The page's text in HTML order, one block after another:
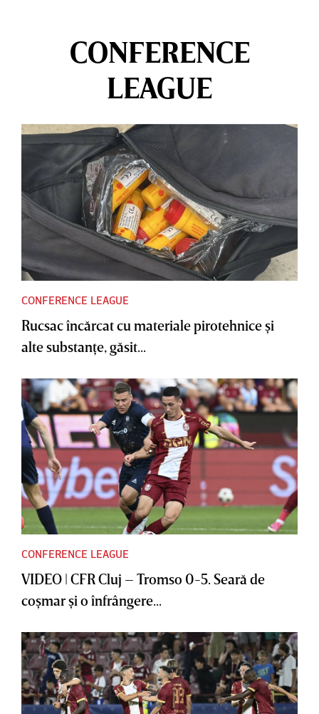
CONFERENCE
LEAGUE
CONFERENCE LEAGUE
Rucsac încărcat cu materiale pirotehnice şi
alte substanţe, găsit...
CONFERENCE LEAGUE
VIDEO | CFR Cluj – Tromso 0-5. Seară de
coşmar şi o înfrângere...